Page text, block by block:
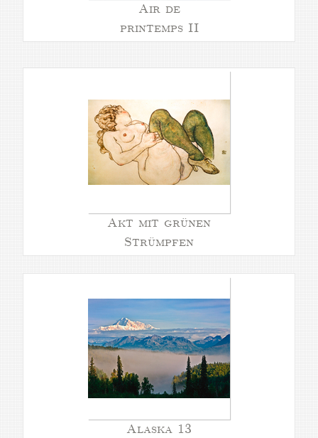
Air de
printemps II
Akt mit grünen
Strümpfen
Alaska 13